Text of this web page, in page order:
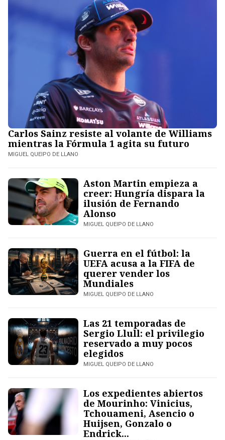
Carlos Sainz resiste al volante de Williams
mientras la Fórmula 1 agita su futuro
MIGUEL QUEIPO DE LLANO
Aston Martin empieza a
creer: Hungría dispara la
ilusión de Fernando
Alonso
MIGUEL QUEIPO DE LLANO
Guerra en el fútbol: la
UEFA acusa a la FIFA de
querer vender los
Mundiales
MIGUEL QUEIPO DE LLANO
Las 21 temporadas de
Sergio Llull: el privilegio
reservado a muy pocos
elegidos
MIGUEL QUEIPO DE LLANO
Los expedientes abiertos
de Mourinho: Vinicius,
Tchouameni, Asencio o
Huijsen, Gonzalo o
Endrick...